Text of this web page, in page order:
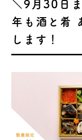
＼9月30日
年も酒と肴
します！